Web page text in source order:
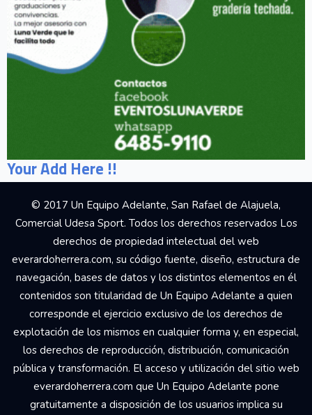
Your Add Here !!
© 2017 Un Equipo Adelante, San Rafael de Alajuela,
Comercial Udesa Sport. Todos los derechos reservados Los
derechos de propiedad intelectual del web
everardoherrera.com, su código fuente, diseño, estructura de
navegación, bases de datos y los distintos elementos en él
contenidos son titularidad de Un Equipo Adelante a quien
corresponde el ejercicio exclusivo de los derechos de
explotación de los mismos en cualquier forma y, en especial,
los derechos de reproducción, distribución, comunicación
pública y transformación. El acceso y utilización del sitio web
everardoherrera.com que Un Equipo Adelante pone
gratuitamente a disposición de los usuarios implica su